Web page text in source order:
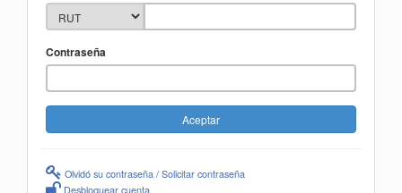
Contraseña
Olvidó su contraseña / Solicitar contraseña
Desbloquear cuenta